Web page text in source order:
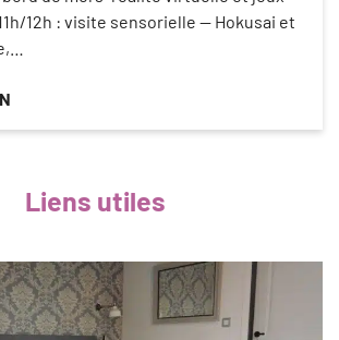
12h : visite sensorielle — Hokusai et
Liens utiles